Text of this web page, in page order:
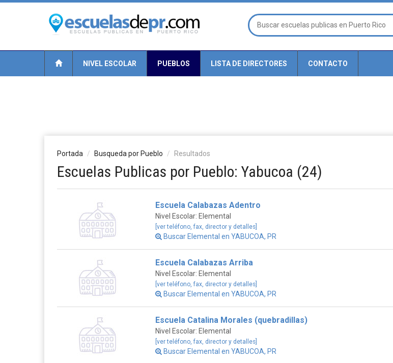
NIVEL ESCOLAR PUEBLOS LISTA DE DIRECTORES CONTACTO
Portada Busqueda por Pueblo Resultados
Escuelas Publicas por Pueblo: Yabucoa (24)
Escuela Calabazas Adentro
Nivel Escolar: Elemental
[ver teléfono, fax, director y detalles]
Buscar Elemental en YABUCOA, PR
Escuela Calabazas Arriba
Nivel Escolar: Elemental
[ver teléfono, fax, director y detalles]
Buscar Elemental en YABUCOA, PR
Escuela Catalina Morales (quebradillas)
Nivel Escolar: Elemental
[ver teléfono, fax, director y detalles]
Buscar Elemental en YABUCOA, PR